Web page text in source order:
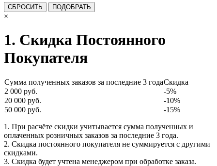
×
1. Скидка Постоянного
Покупателя
Сумма полученных заказов за последние 3 годаСкидка
2 000 руб.
-5%
20 000 руб.
-10%
50 000 руб.
-15%
1. При расчёте скидки учитывается сумма полученных и
оплаченных розничных заказов за последние 3 года.
2. Скидка постоянного покупателя не суммируется с другими
скидками.
3. Скидка будет учтена менеджером при обработке заказа.